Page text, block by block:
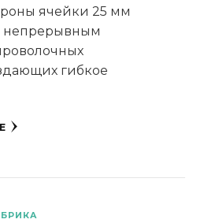
ячейки 25 мм
непрерывным
гибкое